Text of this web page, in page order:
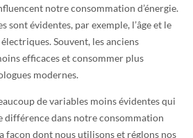
notre consommation d’énergie.
sont évidentes, par exemple, l’âge et le
Souvent, les anciens
efficaces et consommer plus
modernes.
de variables moins évidentes qui
différence dans notre consommation
façon dont nous utilisons et réglons nos